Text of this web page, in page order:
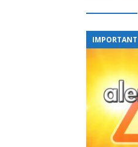
IMPORTANT